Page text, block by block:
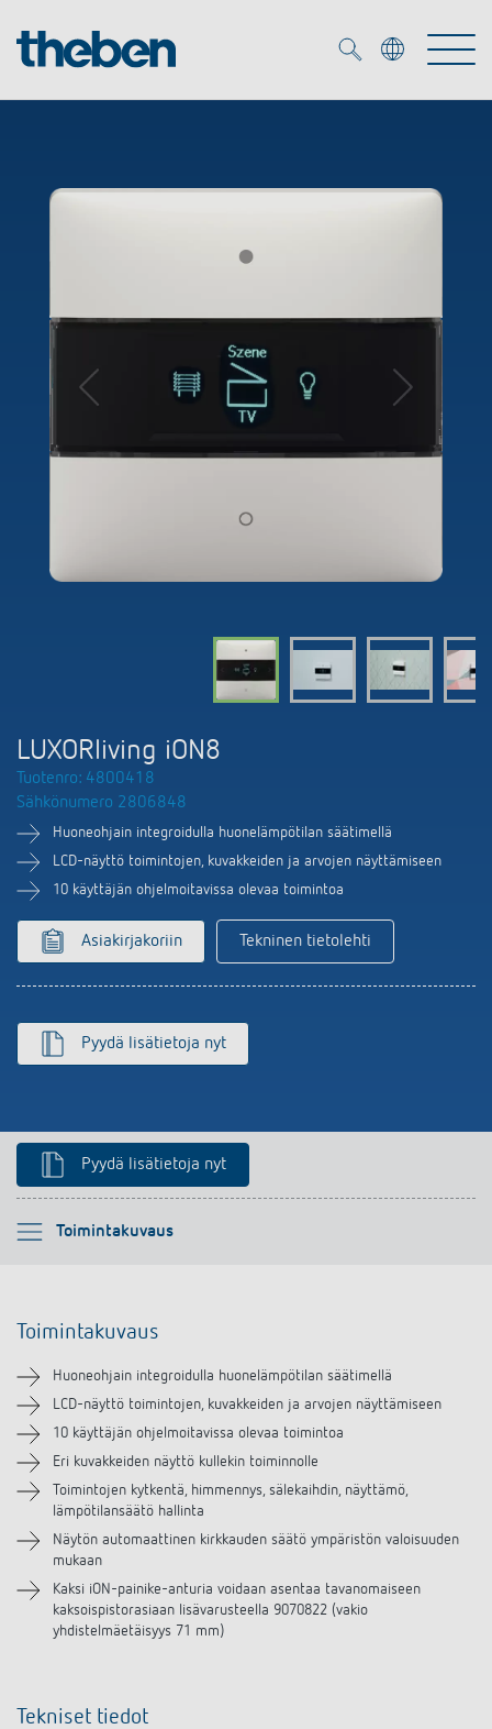
Smart Home
DALI
Läsnäolo- ja liiketunnistimet
OEM ratkaisuja
Ratkaisuja
KNX-järjestelmät
Liike- ja läsnäolotunnistimet
DALI-2 valaistuksen ohjaus
Tehokkaita apulaisia energiakriisissä
Palvelu
Mediakirjasto
Tuoteluettelot ja esitteet
Yritys
Ajankohtaista
Design
Historia
Myynti maailmanlaajuisesti
LUXORliving
LUXORliving iON8
Tuotenro: 4800418
Sähkönumero 2806848
Huoneohjain integroidulla huonelämpötilan säätimellä
LCD-näyttö toimintojen, kuvakkeiden ja arvojen näyttämiseen
10 käyttäjän ohjelmoitavissa olevaa toimintoa
Asiakirjakoriin Tekninen tietolehti
Pyydä lisätietoja nyt
Pyydä lisätietoja nyt
Toimintakuvaus
Ole hyvä ja valitse
Lataukset
Lisätarvikkeet
Samanlaisia tuotteita
Toimintakuvaus
Huoneohjain integroidulla huonelämpötilan säätimellä
LCD-näyttö toimintojen, kuvakkeiden ja arvojen näyttämiseen
10 käyttäjän ohjelmoitavissa olevaa toimintoa
Eri kuvakkeiden näyttö kullekin toiminnolle
Toimintojen kytkentä, himmennys, sälekaihdin, näyttämö,
lämpötilansäätö hallinta
Näytön automaattinen kirkkauden säätö ympäristön valoisuuden
mukaan
Kaksi iON-painike-anturia voidaan asentaa tavanomaiseen
kaksoispistorasiaan lisävarusteella 9070822 (vakio
yhdistelmäetäisyys 71 mm)
Tekniset tiedot